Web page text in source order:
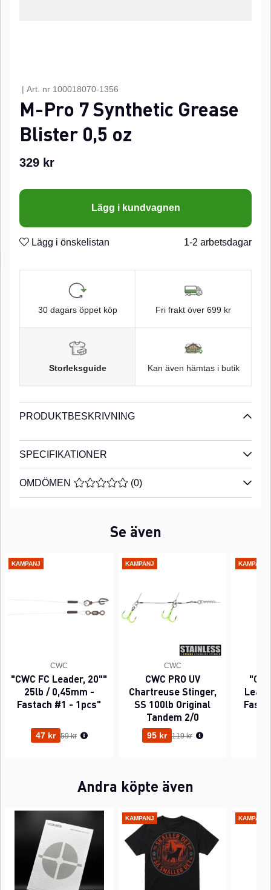
| Art. nr 100018070-1356
M-Pro 7 Synthetic Grease
Blister 0,5 oz
329 kr
Lägg i kundvagnen
Lägg i önskelistan 1-2 arbetsdagar
30 dagars öppet köp Fri frakt över 699 kr
Storleksguide Kan även hämtas i butik
PRODUKTBESKRIVNING
SPECIFIKATIONER
OMDÖMEN MEDELBETYG 0 AV 5 ANTAL BETYG 0
(0)
Se även
KAMPANJ
CWC
"CWC FC Leader, 20""
25lb / 0,45mm -
Fastach #1 - 1pcs"
47 kr Ordinarie pris:
59 kr
KAMPANJ
CWC
CWC PRO UV
Chartreuse Stinger,
SS 100lb Original
Tandem 2/0
95 kr Ordinarie pris:
119 kr
KAMPANJ
Andra köpte även
KAMPANJ KAMPANJ